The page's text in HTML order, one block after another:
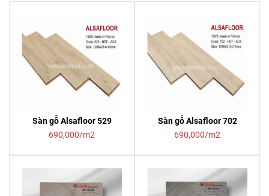
Sàn gỗ Alsafloor 529
690,000/m2
Sàn gỗ Alsafloor 702
690,000/m2